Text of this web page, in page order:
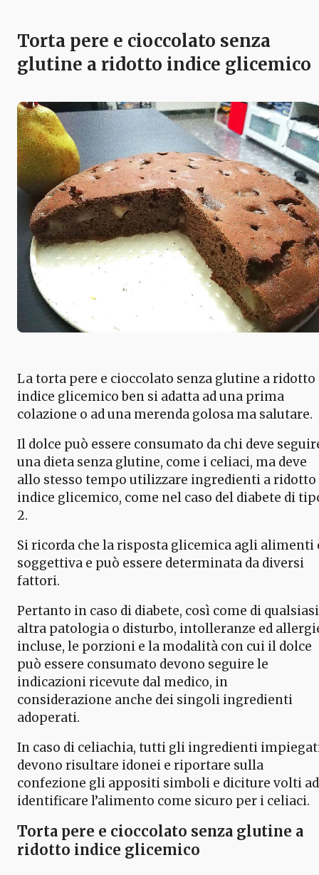
Torta pere e cioccolato senza
glutine a ridotto indice glicemico
La torta pere e cioccolato senza glutine a ridotto
indice glicemico ben si adatta ad una prima
colazione o ad una merenda golosa ma salutare.
Il dolce può essere consumato da chi deve
una dieta senza glutine, come i celiaci, ma deve
allo stesso tempo utilizzare ingredienti a ridotto
indice glicemico, come nel caso del diabete di
2.
Si ricorda che la risposta glicemica agli alimenti
soggettiva e può essere determinata da diversi
fattori.
Pertanto in caso di diabete, così come di qualsiasi
altra patologia o disturbo, intolleranze ed
incluse, le porzioni e la modalità con cui il dolce
può essere consumato devono seguire le
indicazioni ricevute dal medico, in
considerazione anche dei singoli ingredienti
adoperati.
In caso di celiachia, tutti gli ingredienti
devono risultare idonei e riportare sulla
confezione gli appositi simboli e diciture volti ad
identificare l’alimento come sicuro per i celiaci.
Torta pere e cioccolato senza glutine a
ridotto indice glicemico